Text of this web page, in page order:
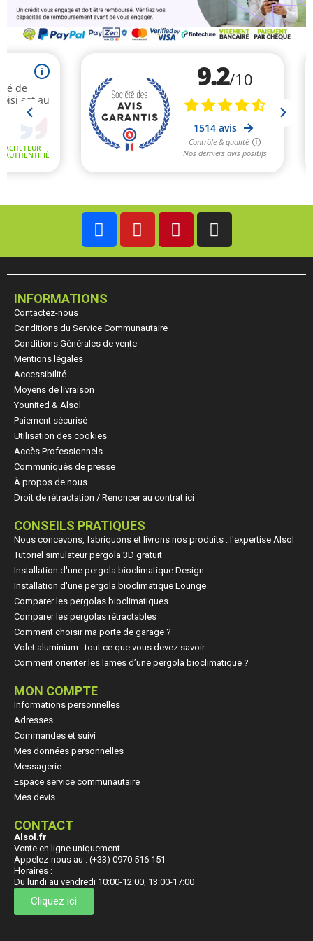
INFORMATIONS
Contactez-nous
Conditions du Service Communautaire
Conditions Générales de vente
Mentions légales
Accessibilité
Moyens de livraison
Younited & Alsol
Paiement sécurisé
Utilisation des cookies
Accès Professionnels
Communiqués de presse
À propos de nous
Droit de rétractation / Renoncer au contrat ici
CONSEILS PRATIQUES
Nous concevons, fabriquons et livrons nos produits : l'expertise Alsol
Tutoriel simulateur pergola 3D gratuit
Installation d'une pergola bioclimatique Design
Installation d'une pergola bioclimatique Lounge
Comparer les pergolas bioclimatiques
Comparer les pergolas rétractables
Comment choisir ma porte de garage ?
Volet aluminium : tout ce que vous devez savoir
Comment orienter les lames d’une pergola bioclimatique ?
MON COMPTE
Informations personnelles
Adresses
Commandes et suivi
Mes données personnelles
Messagerie
Espace service communautaire
Mes devis
CONTACT
Alsol.fr
Vente en ligne uniquement
Appelez-nous au : (+33) 0970 516 151
Horaires :
Du lundi au vendredi 10:00-12:00, 13:00-17:00
Cliquez ici